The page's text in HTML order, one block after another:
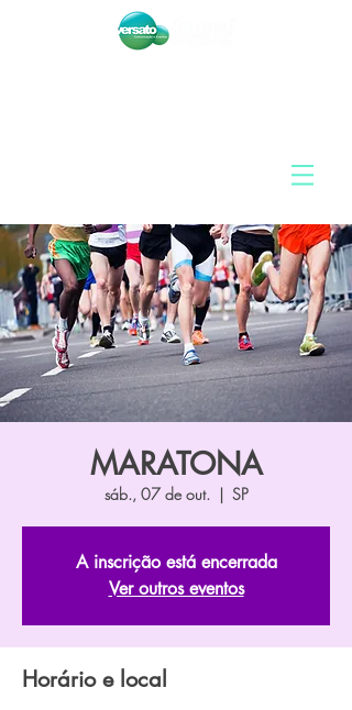
MARATONA
sáb., 07 de out.
  |
SP
A inscrição está encerrada
Ver outros eventos
Horário e local